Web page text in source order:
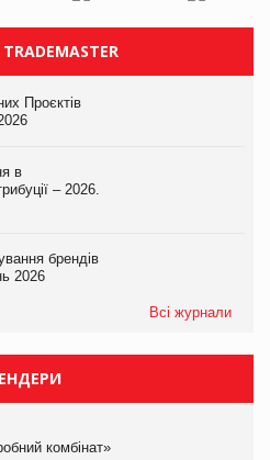
Проєктів
в
– 2026.
брендів
2026
Всі журнали
комбінат»